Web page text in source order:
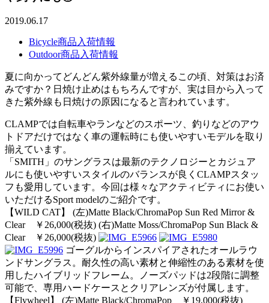
2019.06.17
Bicycle商品入荷情報
Outdoor商品入荷情報
夏に向かってどんどん紫外線量が増えるこの頃、 対策はお済
みですか？日焼け止めはもちろんですが、 実は目から入って
きた紫外線も日焼けの原因になると言われていま す。
CLAMPでは自転車やランなどのスポーツ、 釣りなどのアウ
トドアだけではなく車の運転時にも使いやすいモデルを取り
揃えています。
「SMITH」 のサングラスは最新のテクノロジーとカジュア
ルにも使いやすいス タイルのバランスが良くCLAMPスタッ
フも愛用しています。今回は様々なアクティビティにお使い
いただけるSport modelのご紹介です。
【WILD CAT】 (左)Matte Black/ChromaPop Sun Red Mirror &
Clear ￥26,000(税抜) (右)Matte Moss/ChromaPop Sun Black &
Clear ￥26,000(税抜)
ゴーグルからインスパイアされたオールラウ
ンドサングラス。耐久性の高い素材と伸縮性のある素材を使
用したハイブリッドフレーム。ノーズパッドは2段階に調整
可能で、専用ハードケースとクリアレンズが付属します。
【Flywheel】 (左)Matte Black/ChromaPop ￥19,000(税抜)